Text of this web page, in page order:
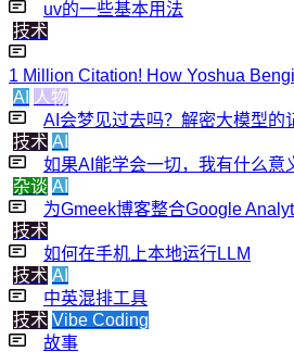
uv的一些基本用法
技术
1 Million Citation! How Yoshua
AI
人物
AI会梦见过去吗？解密大模型的
技术 AI
如果AI能学会一切，我有什么意
杂谈 AI
为Gmeek博客整合Google
技术
如何在手机上本地运行LLM
技术 AI
中英混排工具
技术 Vibe Coding
故事